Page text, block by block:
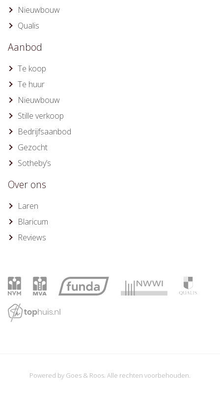
Nieuwbouw
Qualis
Aanbod
Te koop
Te huur
Nieuwbouw
Stille verkoop
Bedrijfsaanbod
Gezocht
Sotheby’s
Over ons
Laren
Blaricum
Reviews
Powered by Goes & Roos. Alle rechten voorbehouden.